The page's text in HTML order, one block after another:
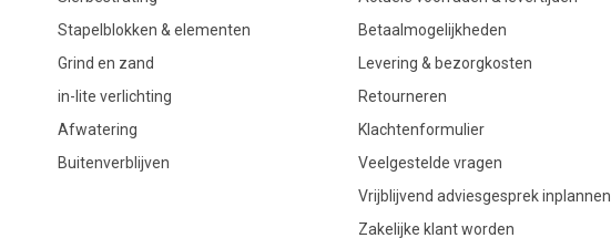
Stapelblokken & elementen
Grind en zand
in-lite verlichting
Afwatering
Buitenverblijven
Betaalmogelijkheden
Levering & bezorgkosten
Retourneren
Klachtenformulier
Veelgestelde vragen
Vrijblijvend adviesgesprek inplannen
Zakelijke klant worden